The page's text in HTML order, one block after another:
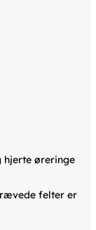
hjerte øreringe
felter er